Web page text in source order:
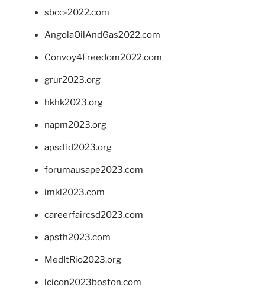
sbcc-2022.com
AngolaOilAndGas2022.com
Convoy4Freedom2022.com
grur2023.org
hkhk2023.org
napm2023.org
apsdfd2023.org
forumausape2023.com
imkl2023.com
careerfaircsd2023.com
apsth2023.com
MedItRio2023.org
lcicon2023boston.com